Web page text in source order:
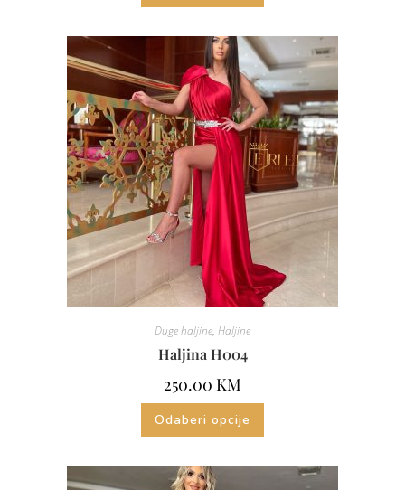
Duge haljine, Haljine
Haljina H004
250.00 KM
Odaberi opcije